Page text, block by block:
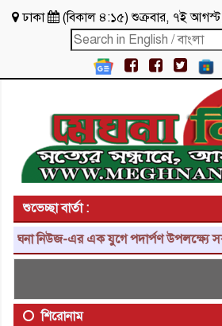
ঢাকা (বিকাল ৪:১৫)শুক্রবার, ৭ই আগস্ট,
শুভেচ্ছা বার্তা :
নিউজ-এর এক যুগে পদার্পণ উপলক্ষ্যে সকল
শিরোনাম